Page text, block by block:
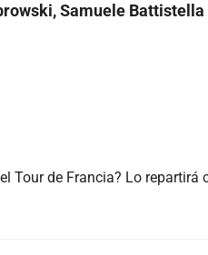
Samuele
Tour de Francia? Lo repartirá